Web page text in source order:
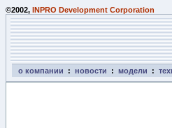
©2002, INPRO Development Corporation
о компании : новости : модели :